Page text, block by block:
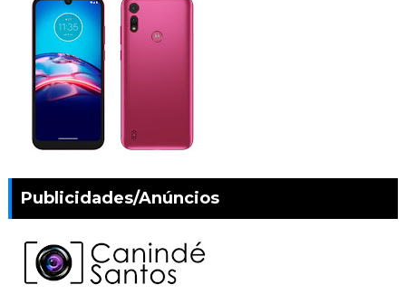
Publicidades/Anúncios